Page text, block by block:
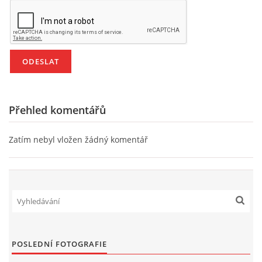
PÍSNĚ K TÉMATU PODZIM
BÁSNĚ K TÉMATU PODZIM
POHYBOVÉ AKTIVITY NA TÉMA ZIMA
Přehled komentářů
Zatím nebyl vložen žádný komentář
POSLEDNÍ FOTOGRAFIE